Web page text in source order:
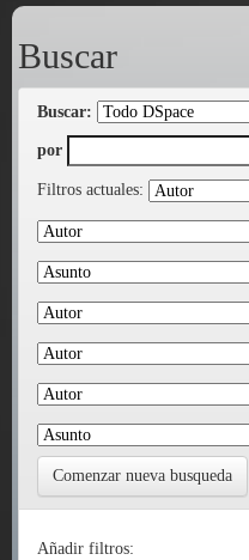
Buscar
Buscar:
por
Filtros actuales:
Comenzar nueva busqueda
Añadir filtros: